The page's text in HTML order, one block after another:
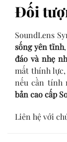
Đối
SoundLens
sống yên tĩnh
đáo và nhẹ
mất thính
nếu cần tính
bản cao cấp
Liên hệ với